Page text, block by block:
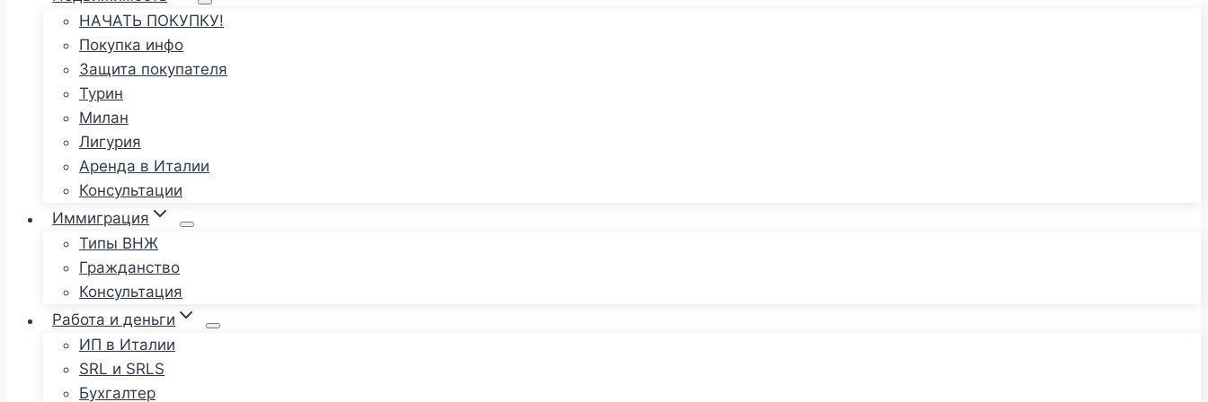
НАЧАТЬ ПОКУПКУ!
Покупка инфо
Защита покупателя
Турин
Милан
Лигурия
Аренда в Италии
Консультации
Иммиграция
Типы ВНЖ
Гражданство
Консультация
Работа и деньги
ИП в Италии
SRL и SRLS
Бухгалтер